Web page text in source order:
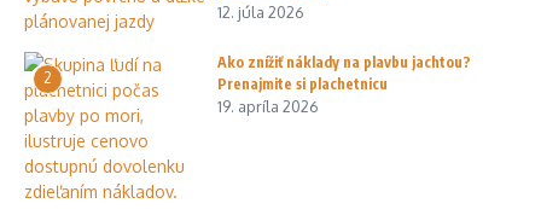
12. júla 2026
2
Ako znížiť náklady na plavbu jachtou?
Prenajmite si plachetnicu
19. apríla 2026